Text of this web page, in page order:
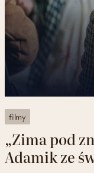
filmy
„Zima pod
Adamik ze